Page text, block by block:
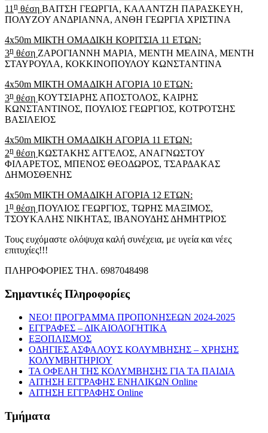
11 η θέση ΒΑΙΤΣΗ ΓΕΩΡΓΙΑ, ΚΑΛΑΝΤΖΗ ΠΑΡΑΣΚΕΥΗ,
ΠΟΛΥΖΟΥ ΑΝΔΡΙΑΝΝΑ, ΑΝΘΗ ΓΕΩΡΓΙΑ ΧΡΙΣΤΙΝΑ
4x50m ΜΙΚΤΗ ΟΜΑΔΙΚΗ ΚΟΡΙΤΣΙΑ 11 ΕΤΩΝ:
3η θέση ΖΑΡΟΓΙΑΝΝΗ ΜΑΡΙΑ, ΜΕΝΤΗ ΜΕΛΙΝΑ, ΜΕΝΤΗ
ΣΤΑΥΡΟΥΛΑ, ΚΟΚΚΙΝΟΠΟΥΛΟΥ ΚΩΝΣΤΑΝΤΙΝΑ
4x50m ΜΙΚΤΗ ΟΜΑΔΙΚΗ ΑΓΟΡΙΑ 10 ΕΤΩΝ:
3η θέση ΚΟΥΤΣΙΑΡΗΣ ΑΠΟΣΤΟΛΟΣ, ΚΑΙΡΗΣ
ΚΩΝΣΤΑΝΤΙΝΟΣ, ΠΟΥΛΙΟΣ ΓΕΩΡΓΙΟΣ, ΚΟΤΡΟΤΣΗΣ
ΒΑΣΙΛΕΙΟΣ
4x50m ΜΙΚΤΗ ΟΜΑΔΙΚΗ ΑΓΟΡΙΑ 11 ΕΤΩΝ:
2η θέση ΚΩΣΤΑΚΗΣ ΑΓΓΕΛΟΣ, ΑΝΑΓΝΩΣΤΟΥ
ΦΙΛΑΡΕΤΟΣ, ΜΠΕΝΟΣ ΘΕΟΔΩΡΟΣ, ΤΣΑΡΔΑΚΑΣ
ΔΗΜΟΣΘΕΝΗΣ
4x50m ΜΙΚΤΗ ΟΜΑΔΙΚΗ ΑΓΟΡΙΑ 12 ΕΤΩΝ:
1 η θέση ΠΟΥΛΙΟΣ ΓΕΩΡΓΙΟΣ, ΤΩΡΗΣ ΜΑΞΙΜΟΣ,
ΤΣΟΥΚΑΛΗΣ ΝΙΚΗΤΑΣ, ΙΒΑΝΟΥΔΗΣ ΔΗΜΗΤΡΙΟΣ
Τους ευχόμαστε ολόψυχα καλή συνέχεια, με υγεία και νέες
επιτυχίες!!!
ΠΛΗΡΟΦΟΡΙΕΣ ΤΗΛ. 6987048498
Σημαντικές Πληροφορίες
NEO! ΠΡΟΓΡΑΜΜΑ ΠΡΟΠΟΝΗΣΕΩΝ 2024-2025
ΕΓΓΡΑΦΕΣ – ΔΙΚΑΙΟΛΟΓΗΤΙΚΑ
ΕΞΟΠΛΙΣΜΟΣ
ΟΔΗΓΙΕΣ ΑΣΦΑΛΟΥΣ ΚΟΛΥΜΒΗΣΗΣ – ΧΡΗΣΗΣ
ΚΟΛΥΜΒΗΤΗΡΙΟΥ
ΤΑ ΟΦΕΛΗ ΤΗΣ ΚΟΛΥΜΒΗΣΗΣ ΓΙΑ ΤΑ ΠΑΙΔΙΑ
ΑΙΤΗΣΗ ΕΓΓΡΑΦΗΣ ΕΝΗΛΙΚΩΝ Online
ΑΙΤΗΣΗ ΕΓΓΡΑΦΗΣ Online
Τμήματα